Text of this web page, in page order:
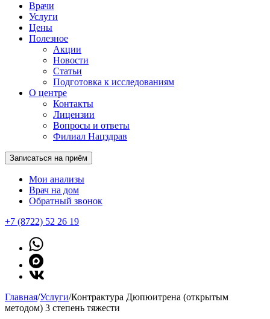
Врачи
Услуги
Цены
Полезное
Акции
Новости
Статьи
Подготовка к исследованиям
О центре
Контакты
Лицензии
Вопросы и ответы
Филиал Нацздрав
Записаться на приём
Мои анализы
Врач на дом
Обратный звонок
+7 (8722) 52 26 19
Главная/Услуги/Контрактура Дюпюитрена (открытым
методом) 3 степень тяжести